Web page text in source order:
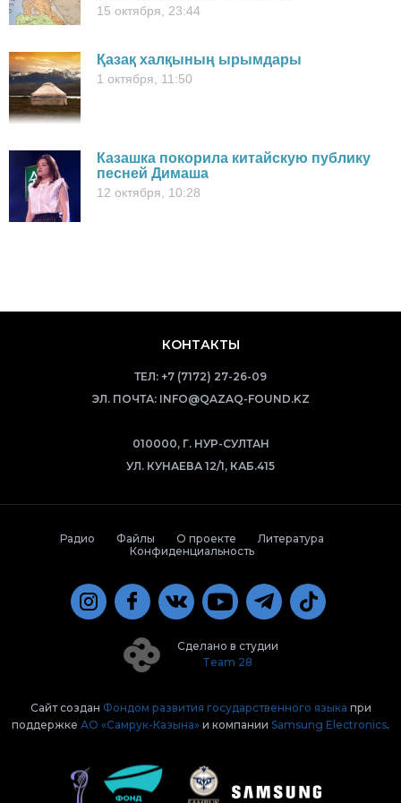
15 октября, 23:44
Қазақ халқының ырымдары
1 октября, 11:50
Казашка покорила китайскую публику
песней Димаша
12 октября, 10:28
КОНТАКТЫ
ТЕЛ: +7 (7172) 27-26-09
ЭЛ. ПОЧТА: INFO@QAZAQ-FOUND.KZ
010000, Г. НУР-СУЛТАН
УЛ. КУНАЕВА 12/1, КАБ.415
Радио Файлы О проекте
Литература
Конфиденциальность
Сделано в студии
Team 28
Сайт создан Фондом развития государственного языка при
поддержке АО «Самрук-Казына» и компании Samsung Electronics.